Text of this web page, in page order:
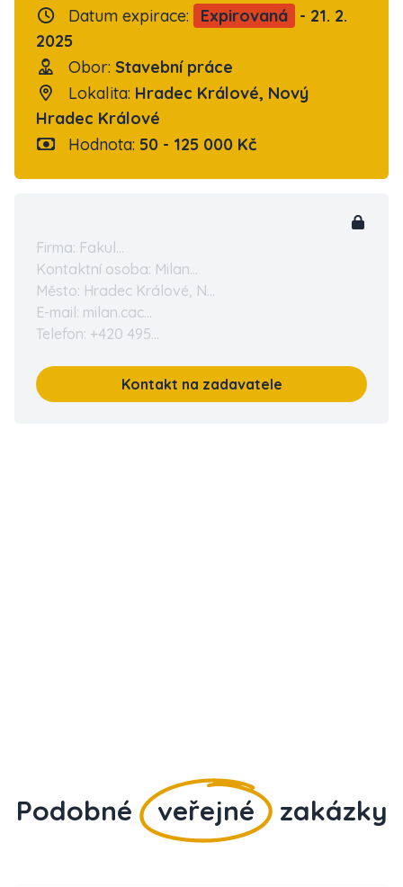
Datum expirace:
Expirovaná
- 21. 2.
2025
Obor: Stavební práce
Lokalita: Hradec Králové, Nový
Hradec Králové
Hodnota: 50 - 125 000 Kč
Firma: Fakul...
Kontaktní osoba: Milan...
Město: Hradec Králové, N...
E-mail: milan.cac...
Telefon: +420 495...
Kontakt na zadavatele
Podobné veřejné zakázky